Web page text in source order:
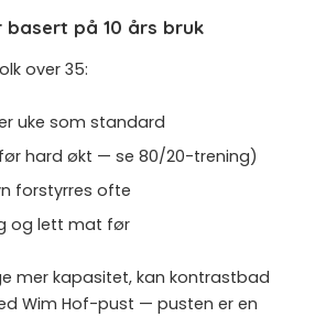
basert på 10 års bruk
over 35:
uke som standard
hard økt — se 80/20-trening)
forstyrres ofte
og lett mat før
mer kapasitet, kan kontrastbad
Wim Hof-pust — pusten er en